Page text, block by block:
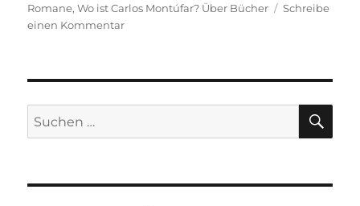
am
Romane,Wo ist Carlos Montúfar? Über Bücher
Schreibe
einen Kommentarzu
ist
Montúfar?
Suchen
nach: